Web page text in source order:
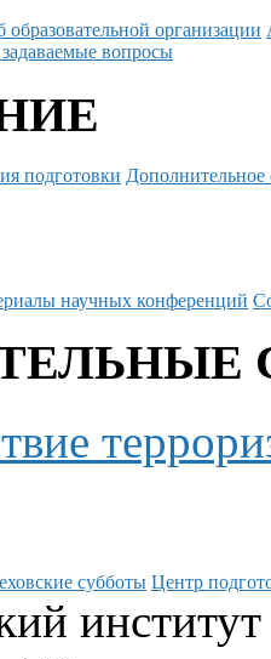
образовательной организации
вопросы
подготовки Дополнительное
научных конференций
субботы Центр